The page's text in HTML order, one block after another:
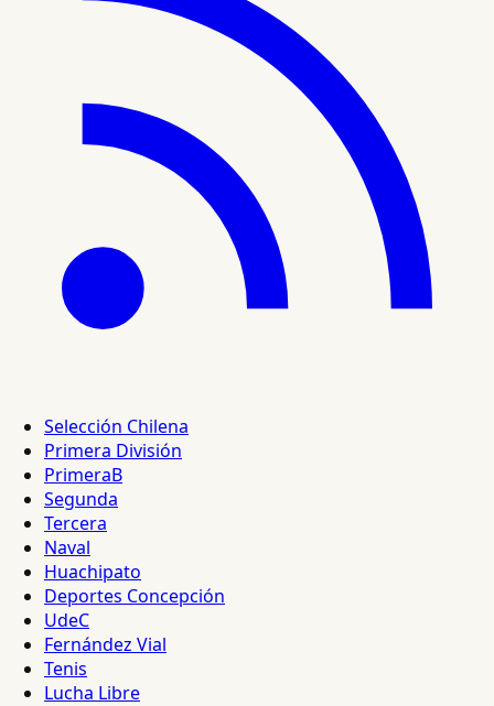
Selección Chilena
Primera División
PrimeraB
Segunda
Tercera
Naval
Huachipato
Deportes Concepción
UdeC
Fernández Vial
Tenis
Lucha Libre